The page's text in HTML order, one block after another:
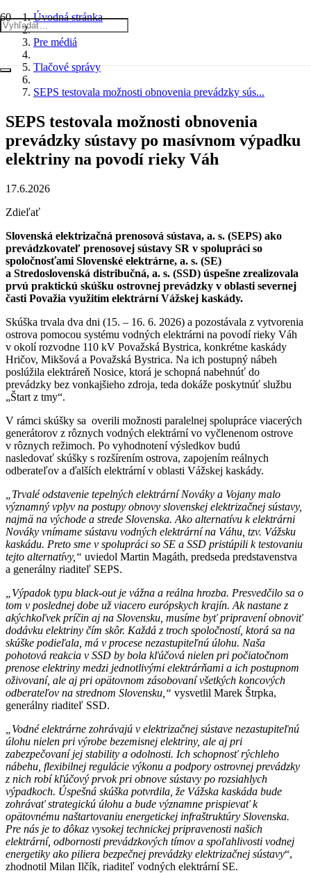
Úvodná stránka
Pre médiá
Tlačové správy
SEPS testovala možnosti obnovenia prevádzky sús...
SEPS testovala možnosti obnovenia
prevádzky sústavy po masívnom výpadku
elektriny na povodí rieky Váh
17.6.2026
Zdieľať
Slovenská elektrizačná prenosová sústava, a. s. (SEPS) ako
prevádzkovateľ prenosovej sústavy SR v spolupráci so
spoločnosťami Slovenské elektrárne, a. s. (SE)
a Stredoslovenská distribučná, a. s. (SSD) úspešne zrealizovala
prvú praktickú skúšku ostrovnej prevádzky v oblasti severnej
časti Považia využitím elektrární Vážskej kaskády.
Skúška trvala dva dni (15. – 16. 6. 2026) a pozostávala z vytvorenia
ostrova pomocou systému vodných elektrárni na povodí rieky Váh
v okolí rozvodne 110 kV Považská Bystrica, konkrétne kaskády
Hričov, Mikšová a Považská Bystrica. Na ich postupný nábeh
poslúžila elektráreň Nosice, ktorá je schopná nabehnúť do
prevádzky bez vonkajšieho zdroja, teda dokáže poskytnúť službu
„Štart z tmy“.
V rámci skúšky sa overili možnosti paralelnej spolupráce viacerých
generátorov z rôznych vodných elektrární vo vyčlenenom ostrove
v rôznych režimoch. Po vyhodnotení výsledkov budú
nasledovať skúšky s rozšírením ostrova, zapojením reálnych
odberateľov a ďalších elektrární v oblasti Vážskej kaskády.
„Trvalé odstavenie tepelných elektrární Nováky a Vojany malo
významný vplyv na postupy obnovy slovenskej elektrizačnej sústavy,
najmä na východe a strede Slovenska. Ako alternatívu k elektrárni
Nováky vnímame sústavu vodných elektrární na Váhu, tzv. Vážsku
kaskádu. Preto sme v spolupráci so SE a SSD pristúpili k testovaniu
tejto alternatívy,“ uviedol Martin Magáth, predseda predstavenstva
a generálny riaditeľ SEPS.
„Výpadok typu black-out je vážna a reálna hrozba. Presvedčilo sa o
tom v poslednej dobe už viacero európskych krajín. Ak nastane z
akýchkoľvek príčin aj na Slovensku, musíme byť pripravení obnoviť
dodávku elektriny čím skôr. Každá z troch spoločností, ktorá sa na
skúške podieľala, má v procese nezastupiteľnú úlohu. Naša
pohotová reakcia v SSD by bola kľúčová nielen pri počiatočnom
prenose elektriny medzi jednotlivými elektrárňami a ich postupnom
oživovaní, ale aj pri opätovnom zásobovaní všetkých koncových
odberateľov na strednom Slovensku,“ vysvetlil Marek Štrpka,
generálny riaditeľ SSD.
„Vodné elektrárne zohrávajú v elektrizačnej sústave nezastupiteľnú
úlohu nielen pri výrobe bezemisnej elektriny, ale aj pri
zabezpečovaní jej stability a odolnosti. Ich schopnosť rýchleho
nábehu, flexibilnej regulácie výkonu a podpory ostrovnej prevádzky
z nich robí kľúčový prvok pri obnove sústavy po rozsiahlych
výpadkoch. Úspešná skúška potvrdila, že Vážska kaskáda bude
zohrávať strategickú úlohu a bude významne prispievať k
opätovnému naštartovaniu energetickej infraštruktúry Slovenska.
Pre nás je to dôkaz vysokej technickej pripravenosti našich
elektrární, odbornosti prevádzkových tímov a spoľahlivosti vodnej
energetiky ako piliera bezpečnej prevádzky elektrizačnej sústavy“,
zhodnotil Milan Ilčík, riaditeľ vodných elektrární SE.